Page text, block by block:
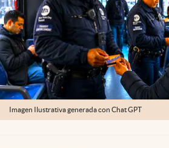
Imagen Ilustrativa generada con Chat GPT